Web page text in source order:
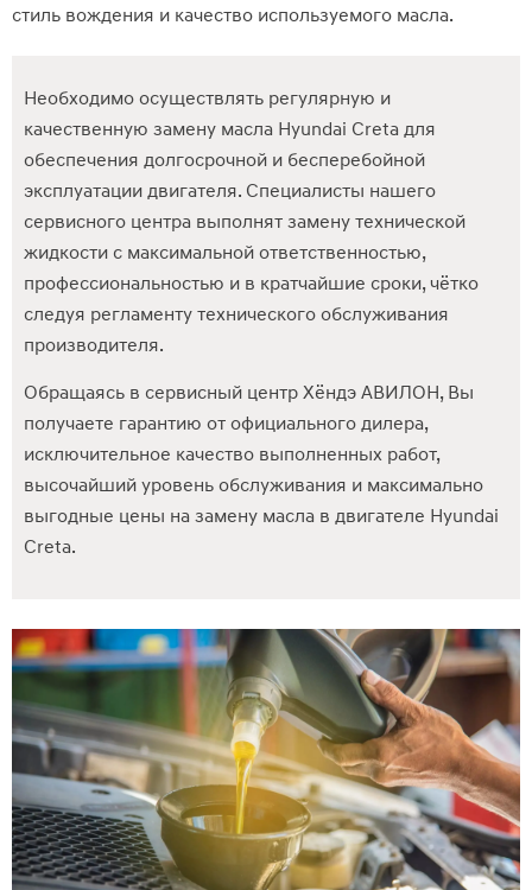
стиль вождения и качество используемого масла.
Необходимо осуществлять регулярную и
качественную замену масла Hyundai Creta для
обеспечения долгосрочной и бесперебойной
эксплуатации двигателя. Специалисты нашего
сервисного центра выполнят замену технической
жидкости с максимальной ответственностью,
профессиональностью и в кратчайшие сроки, чётко
следуя регламенту технического обслуживания
производителя.
Обращаясь в сервисный центр Хёндэ АВИЛОН, Вы
получаете гарантию от официального дилера,
исключительное качество выполненных работ,
высочайший уровень обслуживания и максимально
выгодные цены на замену масла в двигателе Hyundai
Creta.